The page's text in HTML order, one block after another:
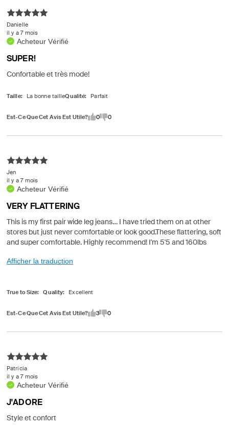
SUPER!
il y a 7 mois
Danielle
Acheteur Vérifié
Confortable et très mode!
Taille Qualité
Est-Ce Que Cet Avis Est Utile? 0 0
VERY FLATTERING
il y a 7 mois
Jen
Acheteur Vérifié
This is my first pair wide leg jeans… I have tried them on at other
stores but just never comfortable or look good.These flattering, soft
and super comfortable. Highly recommend! I'm 5'5 and 160lbs
Afficher la traduction
True to Size Quality
Est-Ce Que Cet Avis Est Utile? 3 0
J'ADORE
il y a 7 mois
Patricia
Acheteur Vérifié
Style et confort